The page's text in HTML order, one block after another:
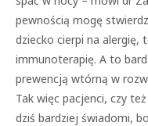
pewnością mogę
dziecko cierpi na alergię,
immunoterapię. A to
prewencją wtórną w
Tak więc pacjenci, czy
dziś bardziej świadomi,